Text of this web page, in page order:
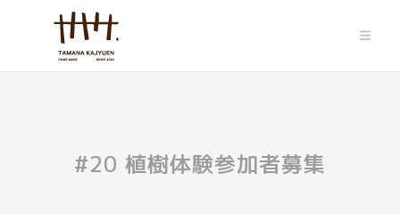
#20 植樹体験参加者募集